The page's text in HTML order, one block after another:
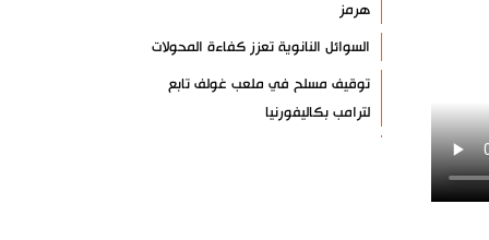
هرمز
السوائل النانوية تعزز كفاءة المحولات
توقيف مسلح في ملعب غولف تابع
لترامب بكاليفورنيا